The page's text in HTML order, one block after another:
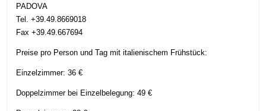
PADOVA
Tel. +39.49.8669018
Fax +39.49.667694
Preise pro Person und Tag mit italienischem Frühstück:
Einzelzimmer: 36 €
Doppelzimmer bei Einzelbelegung: 49 €